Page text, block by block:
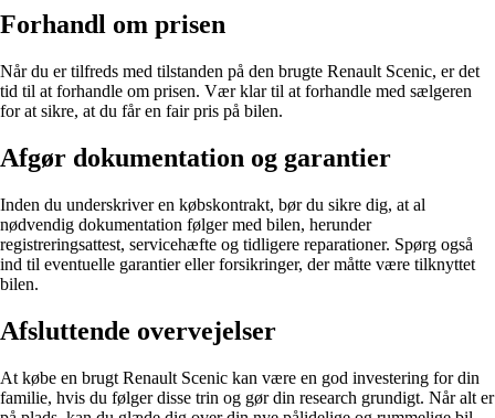
Forhandl om prisen
Når du er tilfreds med tilstanden på den brugte Renault Scenic, er det
tid til at forhandle om prisen. Vær klar til at forhandle med sælgeren
for at sikre, at du får en fair pris på bilen.
Afgør dokumentation og garantier
Inden du underskriver en købskontrakt, bør du sikre dig, at al
nødvendig dokumentation følger med bilen, herunder
registreringsattest, servicehæfte og tidligere reparationer. Spørg også
ind til eventuelle garantier eller forsikringer, der måtte være tilknyttet
bilen.
Afsluttende overvejelser
At købe en brugt Renault Scenic kan være en god investering for din
familie, hvis du følger disse trin og gør din research grundigt. Når alt er